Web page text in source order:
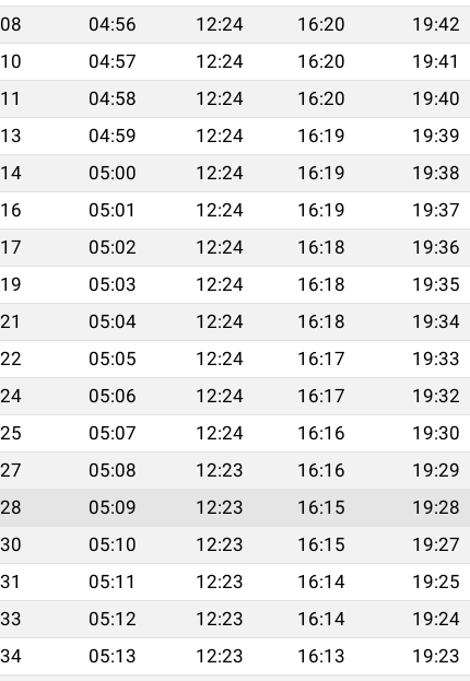
04:56 12:24 16:20 19:42
04:57 12:24 16:20 19:41
04:58 12:24 16:20 19:40
04:59 12:24 16:19 19:39
05:00 12:24 16:19 19:38
05:01 12:24 16:19 19:37
05:02 12:24 16:18 19:36
05:03 12:24 16:18 19:35
05:04 12:24 16:18 19:34
05:05 12:24 16:17 19:33
05:06 12:24 16:17 19:32
05:07 12:24 16:16 19:30
05:08 12:23 16:16 19:29
05:09 12:23 16:15 19:28
05:10 12:23 16:15 19:27
05:11 12:23 16:14 19:25
05:12 12:23 16:14 19:24
05:13 12:23 16:13 19:23